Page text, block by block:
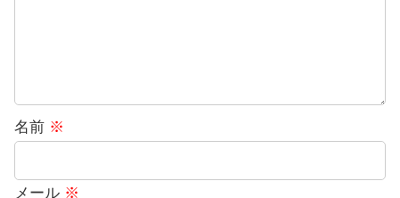
名前 ※
メール ※